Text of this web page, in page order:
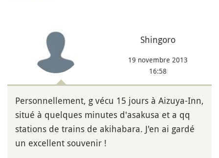
Shingoro
19 novembre 2013
16:58
Personnellement, g vécu 15 jours à Aizuya-Inn,
situé à quelques minutes d'asakusa et a qq
stations de trains de akihabara. J'en ai gardé
un excellent souvenir !